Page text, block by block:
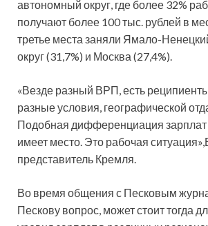
автономный округ, где более 32%
получают более 100 тыс. рублей в
третье места заняли Ямало-
округ (31,7%) и Москва (27,4%).
«Везде разный ВРП, есть
разные условия, географической
Подобная дифференциация зарплат
имеет место. Это рабочая
представитель Кремля.
Во время общения с Песковым
Пескову вопрос, может стоит тогда